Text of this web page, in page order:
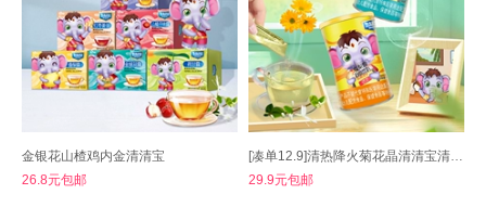
金银花山楂鸡内金清清宝
26.8元包邮
[凑单12.9]清热降火菊花晶清清宝清火宝罐装
29.9元包邮